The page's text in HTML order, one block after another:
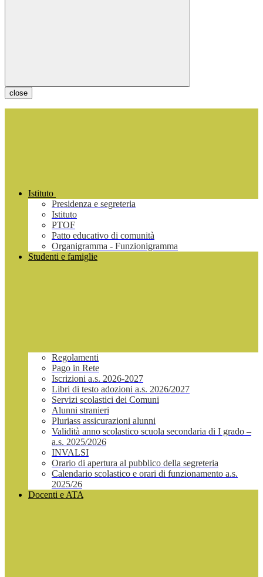
close
Istituto
Presidenza e segreteria
Istituto
PTOF
Patto educativo di comunità
Organigramma - Funzionigramma
Studenti e famiglie
Regolamenti
Pago in Rete
Iscrizioni a.s. 2026-2027
Libri di testo adozioni a.s. 2026/2027
Servizi scolastici dei Comuni
Alunni stranieri
Pluriass assicurazioni alunni
Validità anno scolastico scuola secondaria di I grado –
a.s. 2025/2026
INVALSI
Orario di apertura al pubblico della segreteria
Calendario scolastico e orari di funzionamento a.s.
2025/26
Docenti e ATA